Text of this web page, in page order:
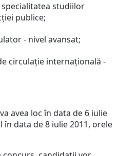
studiilor
publice;
- nivel avansat;
circulaţie internaţională -
avea loc în data de 6 iulie
în data de 8 iulie 2011, orele